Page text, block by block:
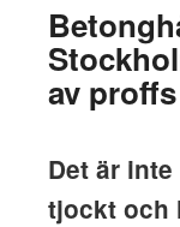
av proffs
Det är
tjockt och